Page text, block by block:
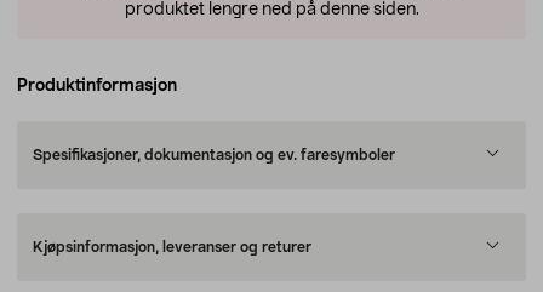
produktet lengre ned på denne siden.
Produktinformasjon
Spesifikasjoner, dokumentasjon og ev. faresymboler
Kjøpsinformasjon, leveranser og returer